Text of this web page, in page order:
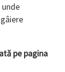
pe pagina